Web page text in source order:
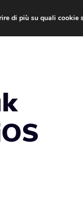
di più su quali cookie